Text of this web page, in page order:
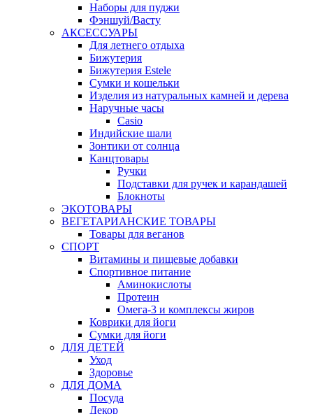
Наборы для пуджи
Фэншуй/Васту
АКСЕССУАРЫ
Для летнего отдыха
Бижутерия
Бижутерия Estele
Сумки и кошельки
Изделия из натуральных камней и дерева
Наручные часы
Casio
Индийские шали
Зонтики от солнца
Канцтовары
Ручки
Подставки для ручек и карандашей
Блокноты
ЭКОТОВАРЫ
ВЕГЕТАРИАНСКИЕ ТОВАРЫ
Товары для веганов
СПОРТ
Витамины и пищевые добавки
Спортивное питание
Аминокислоты
Протеин
Омега-3 и комплексы жиров
Коврики для йоги
Сумки для йоги
ДЛЯ ДЕТЕЙ
Уход
Здоровье
ДЛЯ ДОМА
Посуда
Декор